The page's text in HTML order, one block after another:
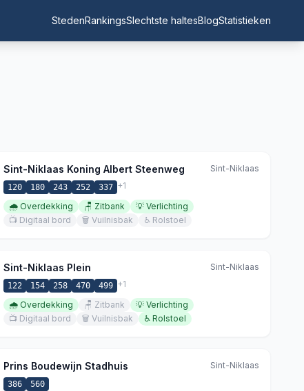
StedenRankingsSlechtste haltesBlogStatistieken
Sint-Niklaas Koning Albert Steenweg Sint-Niklaas
120 180 243 252 337 +1
🌧️ Overdekking 🪑 Zitbank 💡 Verlichting
📺 Digitaal bord 🗑️ Vuilnisbak ♿ Rolstoel
Sint-Niklaas Plein Sint-Niklaas
122 154 258 470 499 +1
🌧️ Overdekking 🪑 Zitbank 💡 Verlichting
📺 Digitaal bord 🗑️ Vuilnisbak ♿ Rolstoel
Prins Boudewijn Stadhuis Sint-Niklaas
386 560